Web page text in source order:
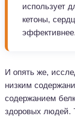
использует
кетоны,
И опять же,
низким
содержанием
здоровых людей.